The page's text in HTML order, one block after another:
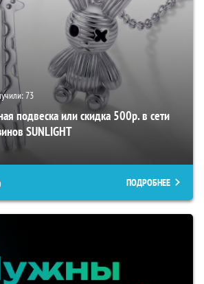
73
подвеска или скидка 500р. в сети
SUNLIGHT
ПОДРОБНЕЕ